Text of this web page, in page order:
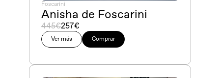
Ver más Comprar
Foscarini
Anisha de Foscarini
257€
445€